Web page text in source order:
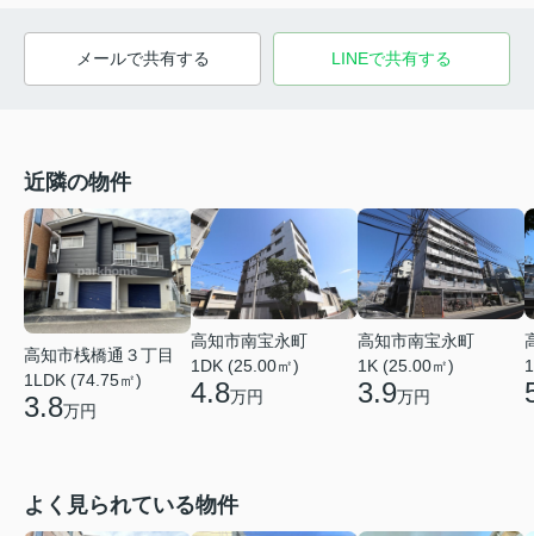
メールで共有する LINEで共有する
近隣の物件
高知市桟橋通３丁目
1LDK (74.75㎡)
3.8万円
高知市南宝永町
1DK (25.00㎡)
4.8万円
高知市南宝永町
1K (25.00㎡)
3.9万円
よく見られている物件